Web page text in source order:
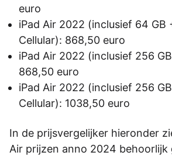
euro
iPad Air 2022 (inclusief 64 GB
Cellular): 868,50 euro
iPad Air 2022 (inclusief 256
868,50 euro
iPad Air 2022 (inclusief 256
Cellular): 1038,50 euro
In de prijsvergelijker hieronder
Air prijzen anno 2024 behoorlijk